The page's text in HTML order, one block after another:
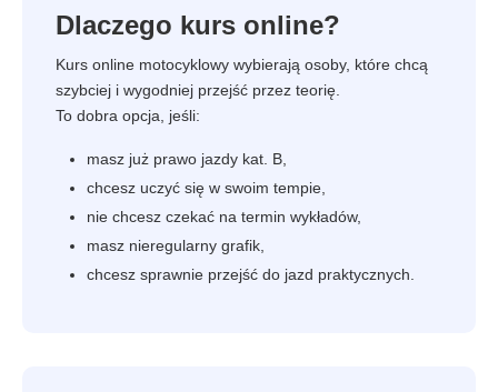
Dlaczego kurs online?
Kurs online motocyklowy wybierają osoby, które chcą
szybciej i wygodniej przejść przez teorię.
To dobra opcja, jeśli:
masz już prawo jazdy kat. B,
chcesz uczyć się w swoim tempie,
nie chcesz czekać na termin wykładów,
masz nieregularny grafik,
chcesz sprawnie przejść do jazd praktycznych.